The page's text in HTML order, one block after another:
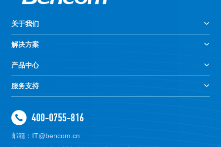
关于我们
解决方案
产品中心
服务支持
400-0755-816
邮箱：IT@bencom.cn